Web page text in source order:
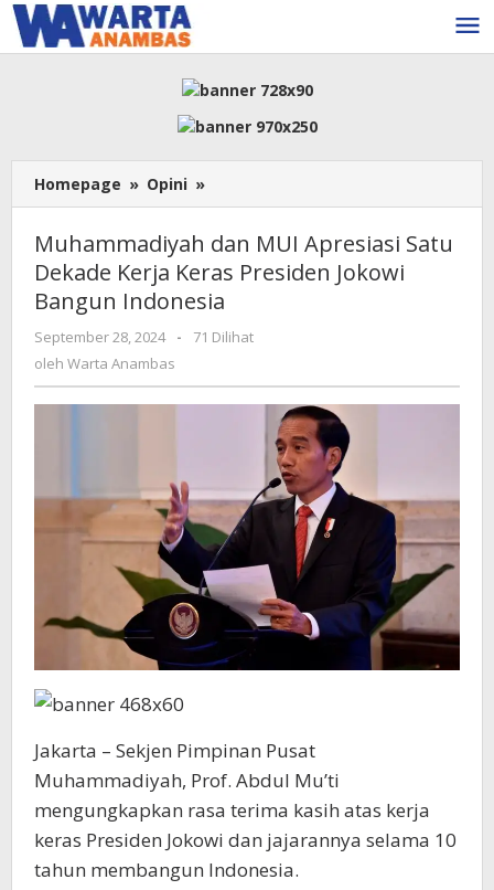
Lewati
ke
konten
Homepage » Opini »
dan
Apresiasi
Satu
Dekade
Keras
Jokowi
Indonesia
Muhammadiyah dan MUI Apresiasi Satu
Dekade Kerja Keras Presiden Jokowi
Bangun Indonesia
September 28, 2024
oleh
-
71 Dilihat
oleh Warta Anambas
Jakarta – Sekjen Pimpinan Pusat
Muhammadiyah, Prof. Abdul Mu’ti
mengungkapkan rasa terima kasih atas kerja
keras Presiden Jokowi dan jajarannya selama 10
tahun membangun Indonesia.